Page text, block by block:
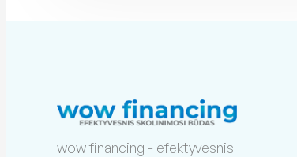
wow financing - efektyvesnis